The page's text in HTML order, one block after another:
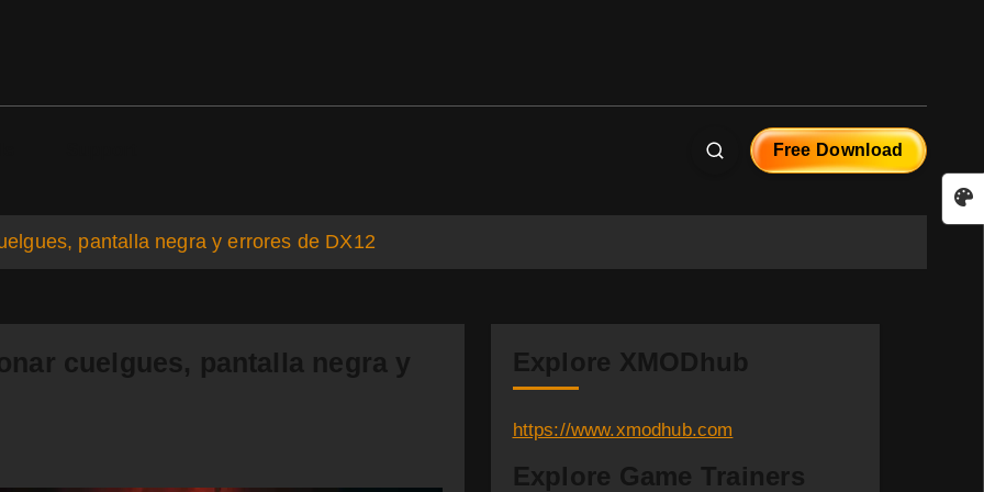
Free Download
pantalla negra y errores de DX12
cuelgues, pantalla negra y
Explore XMODhub
https://www.xmodhub.com
Explore Game Trainers